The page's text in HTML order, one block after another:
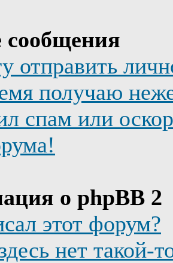
отправить
получаю
спам или
о phpBB 2
этот форум?
нет такой-